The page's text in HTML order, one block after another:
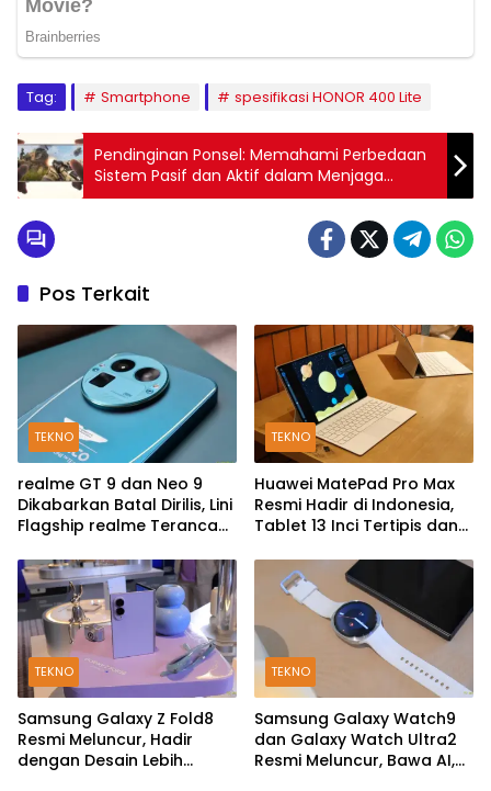
Tag: Smartphone spesifikasi HONOR 400 Lite
Pendinginan Ponsel: Memahami Perbedaan
Sistem Pasif dan Aktif dalam Menjaga
Performa Smartphone
Pos Terkait
TEKNO
realme GT 9 dan Neo 9
Dikabarkan Batal Dirilis, Lini
Flagship realme Terancam
TEKNO
Huawei MatePad Pro Max
Resmi Hadir di Indonesia,
Tablet 13 Inci Tertipis dan
TEKNO
Samsung Galaxy Z Fold8
Resmi Meluncur, Hadir
dengan Desain Lebih
TEKNO
Samsung Galaxy Watch9
dan Galaxy Watch Ultra2
Resmi Meluncur, Bawa AI,